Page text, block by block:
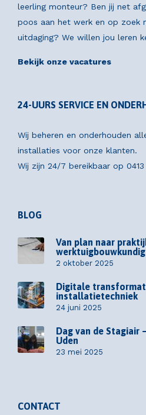
leerling monteur? Ben jij net
poos aan het werk en op zoek
uitdaging? We willen jou leren
Bekijk onze vacatures
24-UURS SERVICE EN
Wij beheren en onderhouden
installaties voor onze klanten.
Wij zijn 24/7 bereikbaar op
BLOG
Van plan naar
2 oktober 2025
Digitale
installatietechniek
24 juni 2025
Dag van de Stagiair
Uden
23 mei 2025
CONTACT